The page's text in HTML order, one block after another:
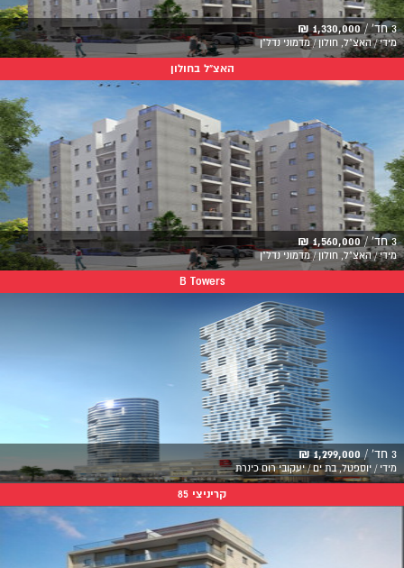
3 חד' / 1,330,000 ₪
מידי / האצ"ל, חולון / מדמוני נדל"ן
האצ"ל בחולון
3 חד' / 1,560,000 ₪
מידי / האצ"ל, חולון / מדמוני נדל"ן
B Towers
3 חד' / 1,299,000 ₪
מידי / יוספטל, בת ים / יעקובי רום כינרת
קריניצי 85